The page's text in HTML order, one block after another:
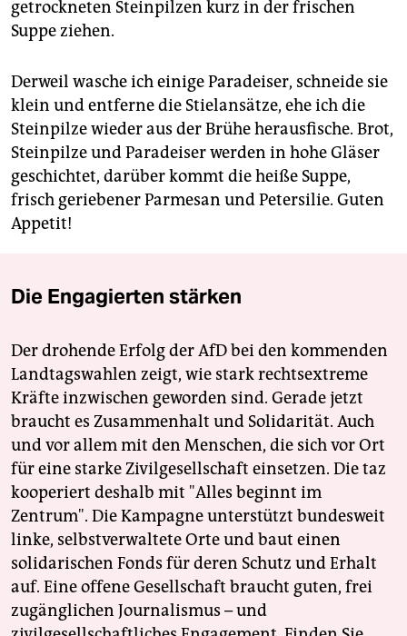
getrockneten Steinpilzen kurz in der frischen
Suppe ziehen.
Derweil wasche ich einige Paradeiser, schneide sie
klein und entferne die Stielansätze, ehe ich die
Steinpilze wieder aus der Brühe herausfische. Brot,
Steinpilze und Paradeiser werden in hohe Gläser
geschichtet, darüber kommt die heiße Suppe,
frisch geriebener Parmesan und Petersilie. Guten
Appetit!
Die Engagierten stärken
Der drohende Erfolg der AfD bei den kommenden
Landtagswahlen zeigt, wie stark rechtsextreme
Kräfte inzwischen geworden sind. Gerade jetzt
braucht es Zusammenhalt und Solidarität. Auch
und vor allem mit den Menschen, die sich vor Ort
für eine starke Zivilgesellschaft einsetzen. Die taz
kooperiert deshalb mit "Alles beginnt im
Zentrum". Die Kampagne unterstützt bundesweit
linke, selbstverwaltete Orte und baut einen
solidarischen Fonds für deren Schutz und Erhalt
auf. Eine offene Gesellschaft braucht guten, frei
zugänglichen Journalismus – und